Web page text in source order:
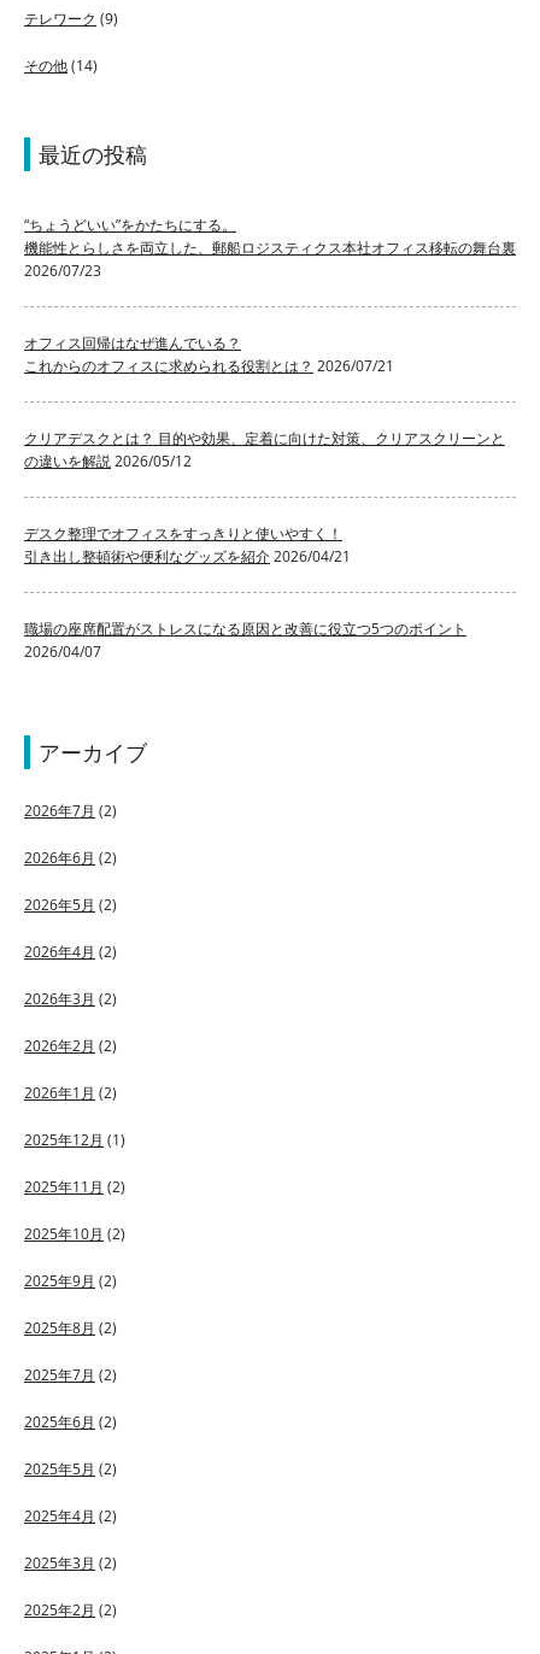
テレワーク (9)
その他(14)
最近の投稿
“ちょうどいい”をかたちにする。
機能性とらしさを両立した、郵船ロジスティクス本社オフィス移転の舞台裏
2026/07/23
オフィス回帰はなぜ進んでいる？
これからのオフィスに求められる役割とは？ 2026/07/21
クリアデスクとは？ 目的や効果、定着に向けた対策、クリアスクリーンと
の違いを解説2026/05/12
デスク整理でオフィスをすっきりと使いやすく！
引き出し整頓術や便利なグッズを紹介2026/04/21
職場の座席配置がストレスになる原因と改善に役立つ5つのポイント
2026/04/07
アーカイブ
2026年7月 (2)
2026年6月 (2)
2026年5月 (2)
2026年4月 (2)
2026年3月 (2)
2026年2月 (2)
2026年1月 (2)
2025年12月 (1)
2025年11月 (2)
2025年10月 (2)
2025年9月 (2)
2025年8月 (2)
2025年7月 (2)
2025年6月 (2)
2025年5月 (2)
2025年4月 (2)
2025年3月 (2)
2025年2月 (2)